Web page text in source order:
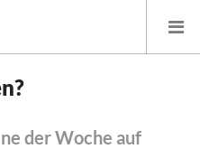
der Woche auf